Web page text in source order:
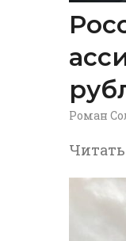
Роман